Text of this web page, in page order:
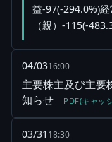
益-97(-294.0%)
（親）-115(-
04/0316:00
主要株主及び主要
知らせ
PDF(キャッ
03/31 18:30